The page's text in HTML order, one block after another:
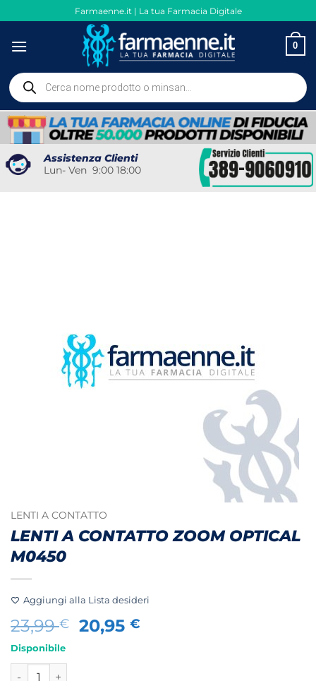
ai
contenuti
Farmaenne.it | La tua Farmacia Digitale
0
Ricerca
prodotti
Assistenza Clienti
Lun- Ven 9:00 18:00
LENTI A CONTATTO
LENTI A CONTATTO ZOOM OPTICAL
M0450
Aggiungi alla Lista desideri
23,99€
Il
20,95€
Disponibile
LENTI A CONTATTO ZOOM OPTICAL M0450 quantità